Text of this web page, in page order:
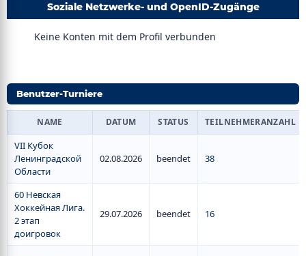
Soziale Netzwerke- und OpenID-Zugänge
Keine Konten mit dem Profil verbunden
Benutzer-Turniere
NAME DATUM STATUS TEILNEHMERANZAHL
VII Кубок
Ленинградской
Области
02.08.2026 beendet 38
60 Невская
Хоккейная Лига.
2 этап
доигровок
29.07.2026 beendet 16